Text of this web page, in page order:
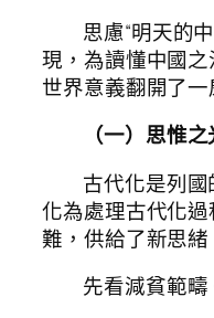
思慮“明天的
現，為讀懂中國
世界意義翻開了一
（一）思惟
古代化是列
化為處理古代化
難，供給了新思緒
先看減貧範疇